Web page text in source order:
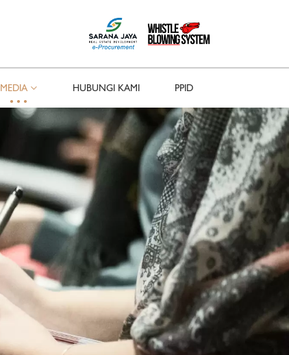
MEDIA HUBUNGI KAMI PPID